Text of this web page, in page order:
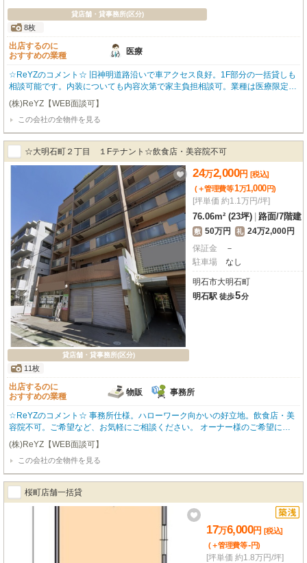
貸店舗・貸事務所(区分)
8枚
出店するのに
おすすめの業種
医療
☆ReYZのコメント☆ 旧神明道路沿いで車アクセス良好。1F部分の一括貸しも
相談可能です。内装についても内容次第で家主負担相談可。業種は医療限定。
土曜日は午前中まで、日曜日営業は不可です。お客様駐車場はつるやゴルフ様
との共同利用となり、従業員用駐車場は別途近隣確保が必要です。 ご希望な
ど、お気軽にご相談ください。 オーナー様のご希望によりこちらに掲載して
いない物件のご紹介も可能です。
(株)ReYZ【WEB面談可】
この会社の全物件を見る
☆大明石町２丁目 １Fテナント☆飲食店・美容院不可
貸店舗・貸事務所(区分)
11枚
24万2,000円 [税込]
(＋管理費等1万1,000円)
[坪単価 約1.1万円/坪]
76.06m² (23坪) 路面/7階建
敷 50万円 礼 24万2,000円
保証金
－
駐車場
なし
明石市大明石町
明石駅 徒歩5分
出店するのに
おすすめの業種
物販 事務所
☆ReYZのコメント☆ 事務所仕様。ハローワーク向かいの好立地。飲食店・美
容院不可。ご希望など、お気軽にご相談ください。 オーナー様のご希望によ
りこちらに掲載していない物件のご紹介も可能です。
(株)ReYZ【WEB面談可】
この会社の全物件を見る
桜町店舗一括貸
17万6,000円 [税込]
(＋管理費等-円)
[坪単価 約1.8万円/坪]